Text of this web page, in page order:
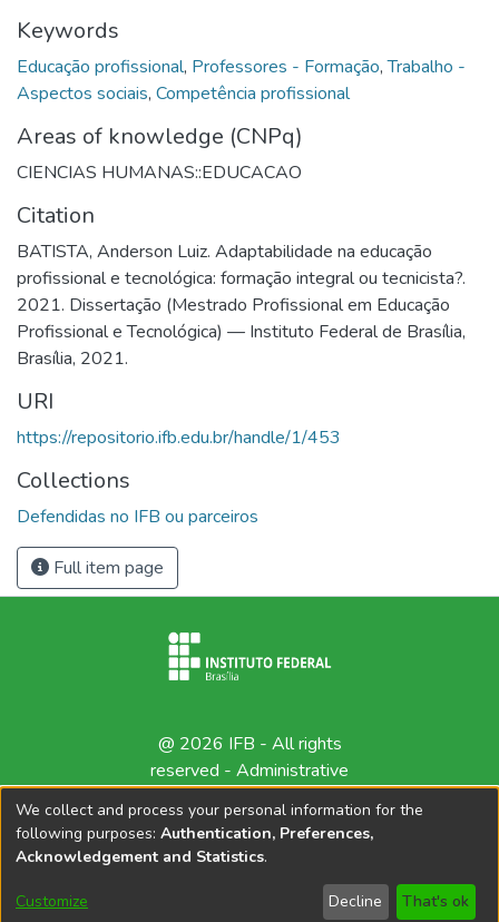
Keywords
Educação profissional, Professores - Formação,Trabalho -
Aspectos sociais, Competência profissional
Areas of knowledge (CNPq)
CIENCIAS HUMANAS::EDUCACAO
Citation
BATISTA, Anderson Luiz. Adaptabilidade na educação
profissional e tecnológica: formação integral ou tecnicista?.
2021. Dissertação (Mestrado Profissional em Educação
Profissional e Tecnológica) — Instituto Federal de Brasília,
Brasília, 2021.
URI
https://repositorio.ifb.edu.br/handle/1/453
Collections
Defendidas no IFB ou parceiros
Full item page
@ 2026 IFB - All rights
reserved - Administrative
We collect and process your personal information for the
following purposes: Authentication, Preferences,
Acknowledgement and Statistics.
Customize Decline That's ok